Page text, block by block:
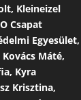
Kleineizel
Csapat
Egyesület,
Máté,
Kyra
Krisztina,